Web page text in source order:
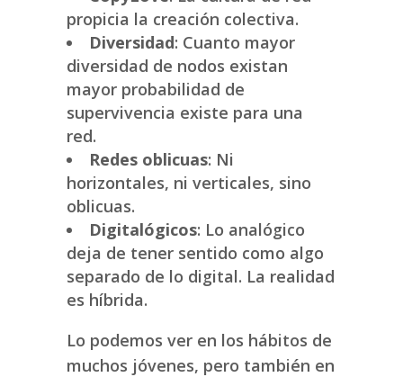
propicia la creación colectiva.
Diversidad: Cuanto mayor
diversidad de nodos existan
mayor probabilidad de
supervivencia existe para una
red.
Redes oblicuas: Ni
horizontales, ni verticales, sino
oblicuas.
Digitalógicos: Lo analógico
deja de tener sentido como algo
separado de lo digital. La realidad
es híbrida.
Lo podemos ver en los hábitos de
muchos jóvenes, pero también en